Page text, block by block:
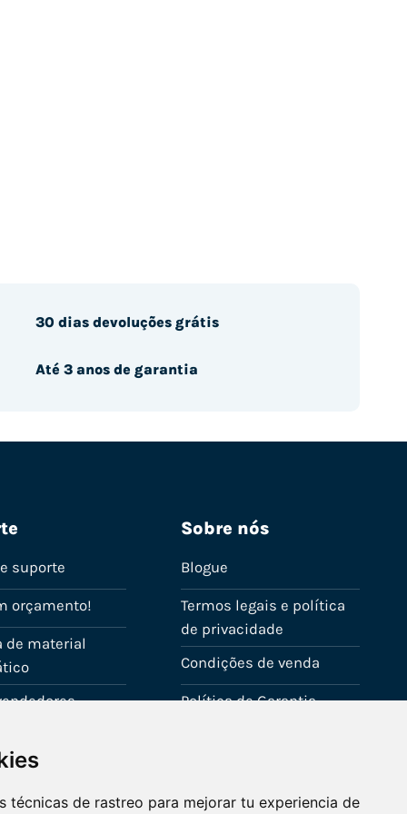
técnicas de rastreo para mejorar tu experiencia de
30 dias devoluções grátis
Até 3 anos de garantia
suporte
orçamento!
de material
Sobre nós
Blogue
Termos legais e política
de privacidade
Condições de venda
Política de Garantia
Fale connosco